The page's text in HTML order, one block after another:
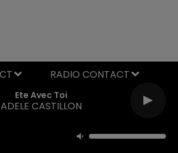
Ete Avec Toi
ADELE CASTILLON
RADIO CONTACT